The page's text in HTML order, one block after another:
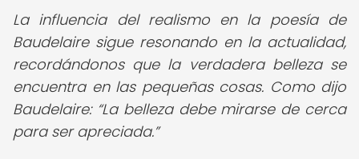
La influencia del realismo en la poesía de
Baudelaire sigue resonando en la actualidad,
recordándonos que la verdadera belleza se
encuentra en las pequeñas cosas. Como dijo
Baudelaire: La belleza debe mirarse de cerca
para ser apreciada.